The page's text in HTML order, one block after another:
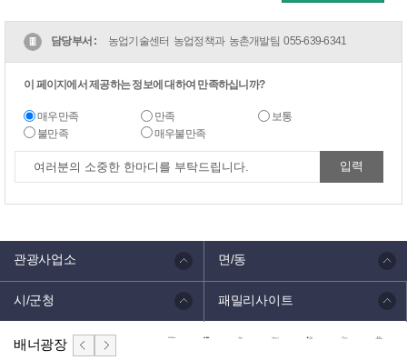
담당부서 : 농업기술센터 농업정책과 농촌개발팀055-639-6341
이 페이지에서 제공하는 정보에 대하여 만족하십니까?
매우만족 만족
보통
불만족
매우불만족
관광사업소 면/동
시/군청 패밀리사이트
배너광장